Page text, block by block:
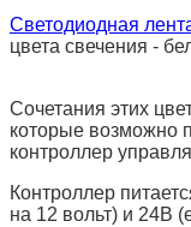
Светодиодная
цвета свечения -
Сочетания этих
которые возможно
контроллер
Контроллер
на 12 вольт) и 24В